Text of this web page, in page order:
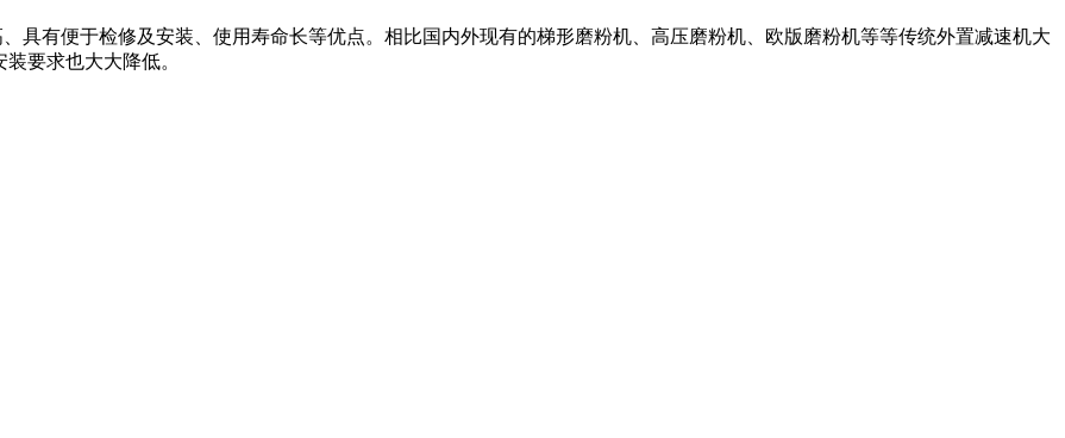
具有便于检修及安装、使用寿命长等优点。相比国内外现有的梯形磨粉机、高压磨粉机、欧版磨粉机等等传统外置减速机大
要求也大大降低。